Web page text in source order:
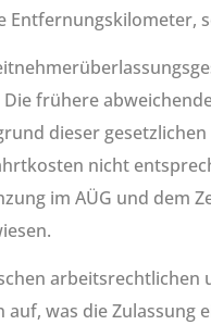
frühere
dieser
nicht
im AÜG und dem
was die